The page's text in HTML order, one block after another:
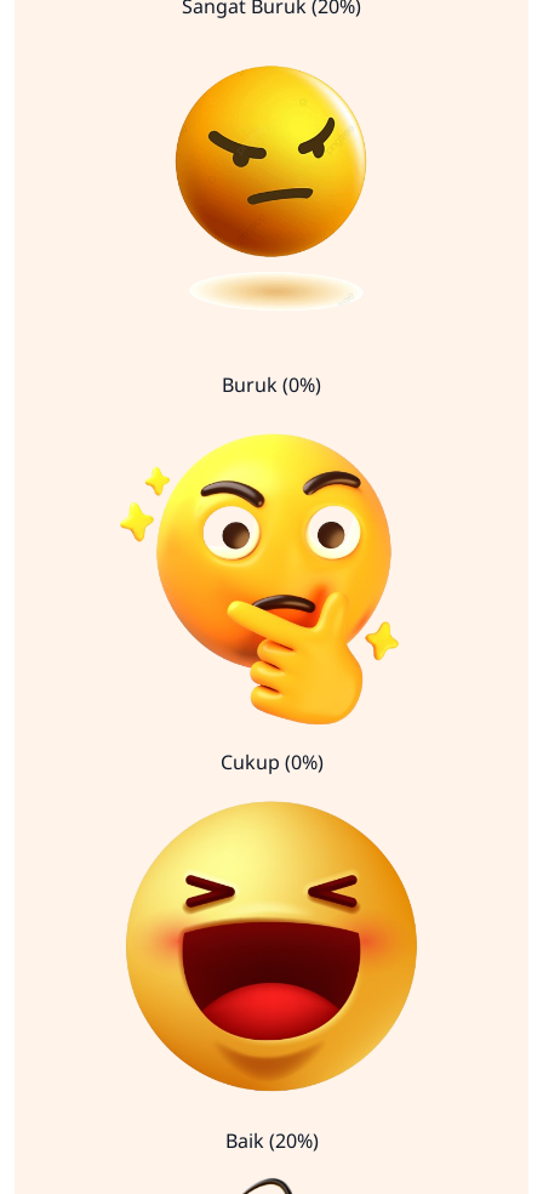
Sangat Buruk (20%)
Buruk (0%)
Cukup (0%)
Baik (20%)